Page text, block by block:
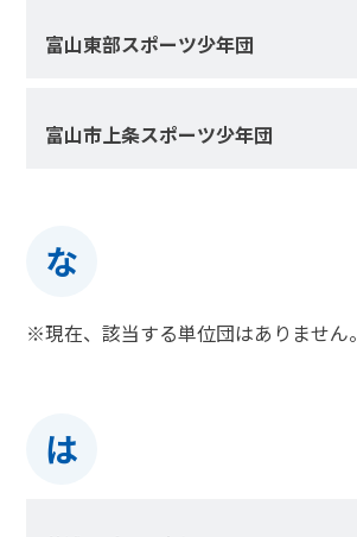
富山東部スポーツ少年団
富山市上条スポーツ少年団
な
※現在、該当する単位団はありません。
は